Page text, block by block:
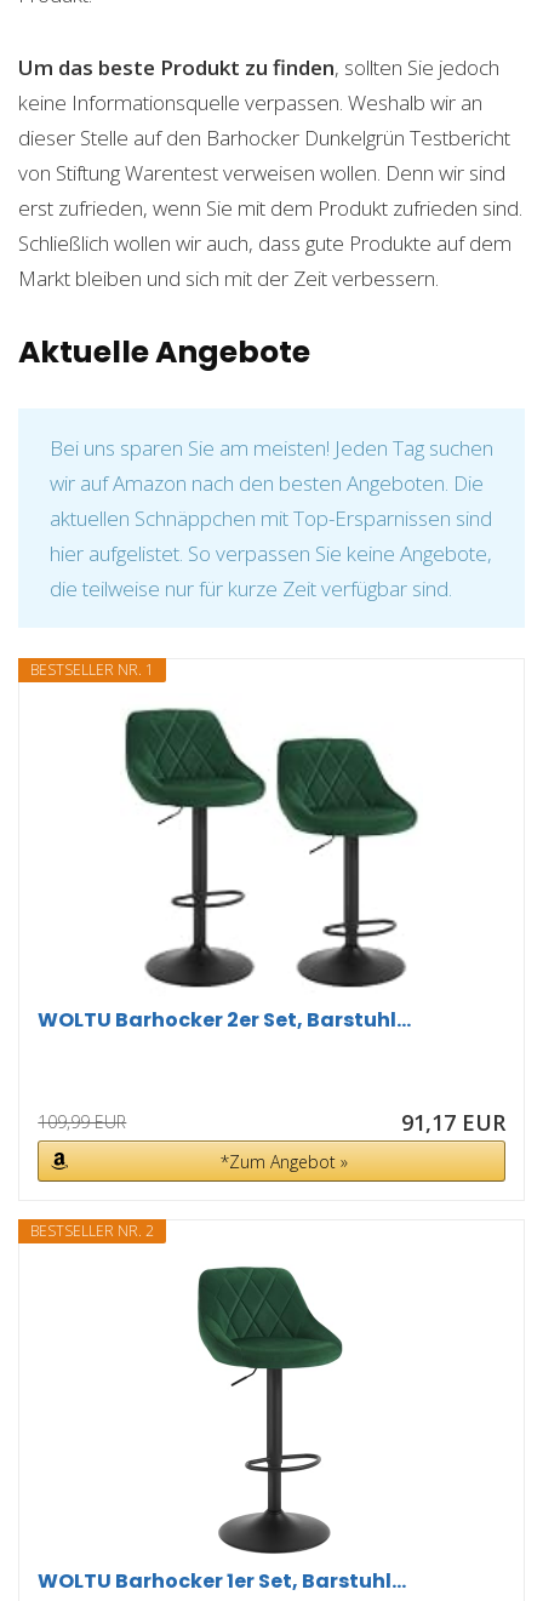
Um das beste Produkt zu finden, sollten Sie jedoch
keine Informationsquelle verpassen. Weshalb wir an
dieser Stelle auf den Barhocker Dunkelgrün Testbericht
von Stiftung Warentest verweisen wollen. Denn wir sind
erst zufrieden, wenn Sie mit dem Produkt zufrieden sind.
Schließlich wollen wir auch, dass gute Produkte auf dem
Markt bleiben und sich mit der Zeit verbessern.
Aktuelle Angebote
Bei uns sparen Sie am meisten! Jeden Tag suchen
wir auf Amazon nach den besten Angeboten. Die
aktuellen Schnäppchen mit Top-Ersparnissen sind
hier aufgelistet. So verpassen Sie keine Angebote,
die teilweise nur für kurze Zeit verfügbar sind.
BESTSELLER NR. 1
WOLTU Barhocker 2er Set, Barstuhl...
109,99 EUR 91,17 EUR
*Zum Angebot »
BESTSELLER NR. 2
WOLTU Barhocker 1er Set, Barstuhl...